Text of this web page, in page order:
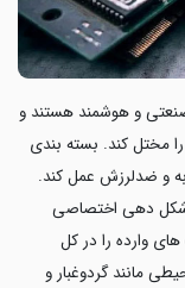
و هوشمند هستند و
مختل کند. بسته بندی
و ضدلرزش عمل کند.
شکل دهی اختصاصی
وارده را در کل
مانند گردوغبار و